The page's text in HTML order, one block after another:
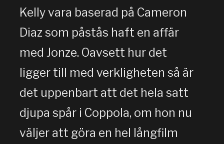
Kelly vara baserad på Cameron
Diaz som påstås haft en affär
med Jonze. Oavsett hur det
ligger till med verkligheten så är
det uppenbart att det hela satt
djupa spår i Coppola, om hon nu
väljer att göra en hel långfilm